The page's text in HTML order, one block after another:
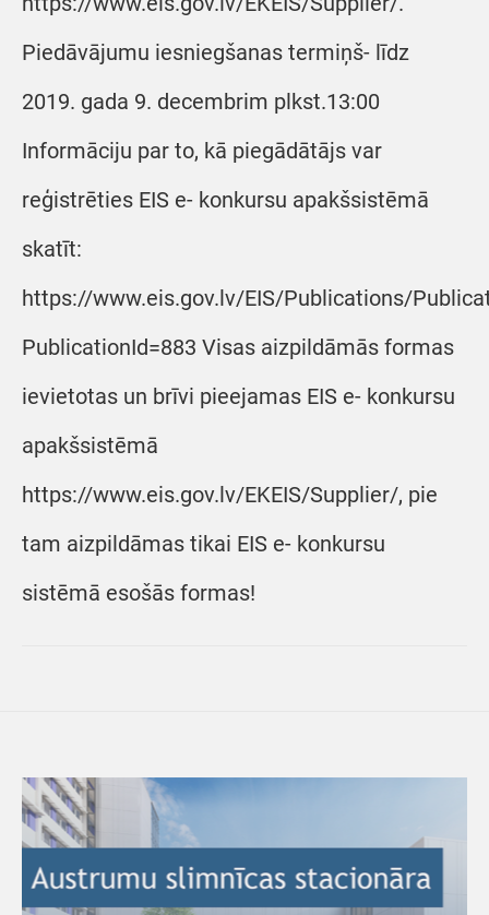
Piedāvājumu iesniegšanas termiņš- līdz
2019. gada 9. decembrim plkst.13:00
Informāciju par to, kā piegādātājs var
reģistrēties EIS e- konkursu apakšsistēmā
skatīt:
https://www.eis.gov.lv/EIS/Publications/
PublicationId=883 Visas aizpildāmās formas
ievietotas un brīvi pieejamas EIS e- konkursu
apakšsistēmā
https://www.eis.gov.lv/EKEIS/Supplier/, pie
tam aizpildāmas tikai EIS e- konkursu
sistēmā esošās formas!